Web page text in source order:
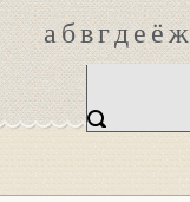
абвгдеёж